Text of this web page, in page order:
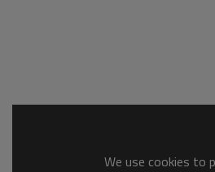
We use cookies to